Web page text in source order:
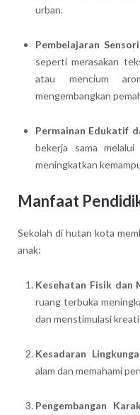
urban.
Pembelajaran
seperti merasakan
atau mencium
mengembangkan
Permainan Edukatif
bekerja sama
meningkatkan
Manfaat
Sekolah di hutan kota
anak:
Kesehatan Fisik dan
ruang terbuka
dan menstimulasi
Kesadaran
alam dan memahami
Pengembangan